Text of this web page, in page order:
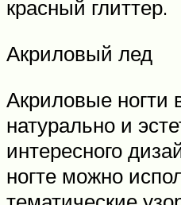
красный глиттер.
Акриловый лед
Акриловые ногти
натурально и
интересного
ногте можно